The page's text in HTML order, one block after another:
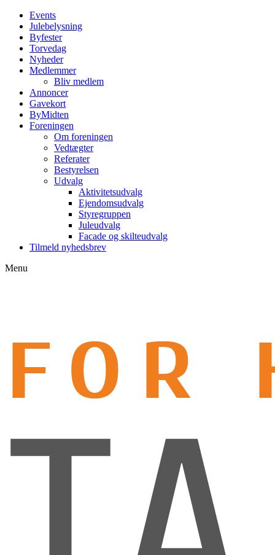
Events
Julebelysning
Byfester
Torvedag
Nyheder
Medlemmer
Bliv medlem
Annoncer
Gavekort
ByMidten
Foreningen
Om foreningen
Vedtægter
Referater
Bestyrelsen
Udvalg
Aktivitetsudvalg
Ejendomsudvalg
Styregruppen
Juleudvalg
Facade og skilteudvalg
Tilmeld nyhedsbrev
Menu